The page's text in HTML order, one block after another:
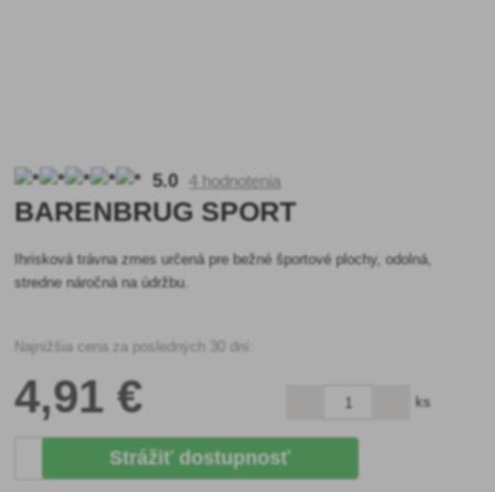
5.0 4 hodnotenia
BARENBRUG SPORT
Ihrisková trávna zmes určená pre bežné športové plochy, odolná,
stredne náročná na údržbu.
Najnižšia cena za posledných 30 dní:
4,91 € ks
Strážiť dostupnosť